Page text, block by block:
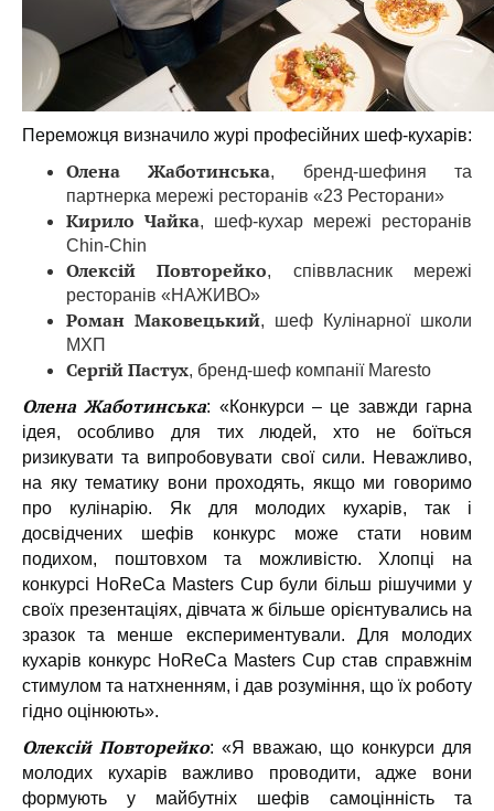
Переможця визначило журі професійних шеф-кухарів:
Олена Жаботинська, бренд-шефиня та
партнерка мережі ресторанів «23 Ресторани»
Кирило Чайка, шеф-кухар мережі ресторанів
Chin-Chin
Олексій Повторейко, співвласник мережі
ресторанів «НАЖИВО»
Роман Маковецький, шеф Кулінарної школи
МХП
Сергій Пастух, бренд-шеф компанії Maresto
Олена Жаботинська: «Конкурси – це завжди гарна
ідея, особливо для тих людей, хто не боїться
ризикувати та випробовувати свої сили. Неважливо,
на яку тематику вони проходять, якщо ми говоримо
про кулінарію. Як для молодих кухарів, так і
досвідчених шефів конкурс може стати новим
подихом, поштовхом та можливістю. Хлопці на
конкурсі HoReCa Masters Cup були більш рішучими у
своїх презентаціях, дівчата ж більше орієнтувались на
зразок та менше експериментували. Для молодих
кухарів конкурс HoReCa Masters Cup став справжнім
стимулом та натхненням, і дав розуміння, що їх роботу
гідно оцінюють».
Олексій Повторейко: «Я вважаю, що конкурси для
молодих кухарів важливо проводити, адже вони
формують у майбутніх шефів самоцінність та